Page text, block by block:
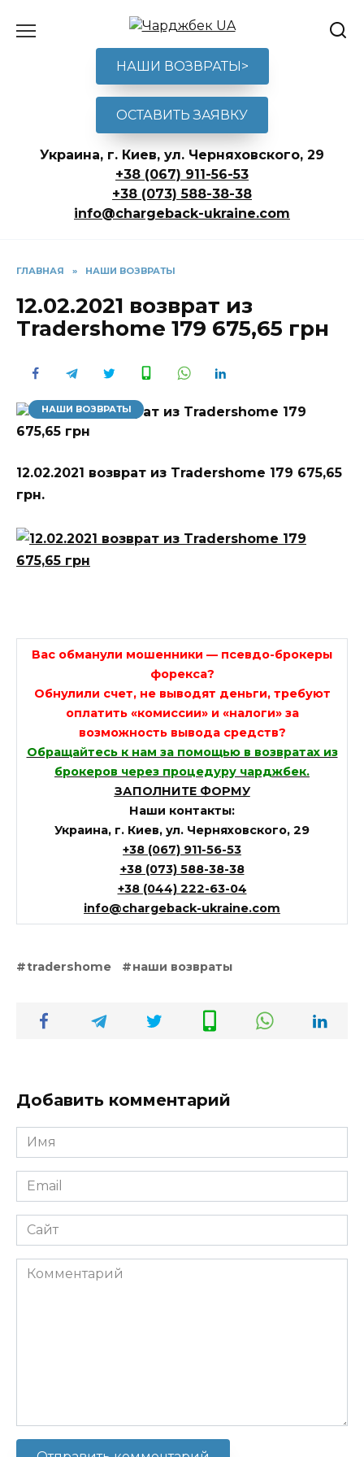
НАШИ ВОЗВРАТЫ>
ОСТАВИТЬ ЗАЯВКУ
Украина, г. Киев, ул. Черняховского, 29
+38 (067) 911-56-53
+38 (073) 588-38-38
info@chargeback-ukraine.com
ГЛАВНАЯ » НАШИ ВОЗВРАТЫ
12.02.2021 возврат из
Tradershome 179 675,65 грн
НАШИ ВОЗВРАТЫ
12.02.2021 возврат из Tradershome 179 675,65
грн.
Вас обманули мошенники — псевдо-брокеры
форекса?
Обнулили счет, не выводят деньги, требуют
оплатить «комиссии» и «налоги» за
возможность вывода средств?
Обращайтесь к нам за помощью в возвратах из
брокеров через процедуру чарджбек.
ЗАПОЛНИТЕ ФОРМУ
Наши контакты:
Украина, г. Киев, ул. Черняховского, 29
+38 (067) 911-56-53
+38 (073) 588-38-38
+38 (044) 222-63-04
info@chargeback-ukraine.com
tradershome наши возвраты
Добавить комментарий
Имя
*
Email
*
Сайт
Комментарий